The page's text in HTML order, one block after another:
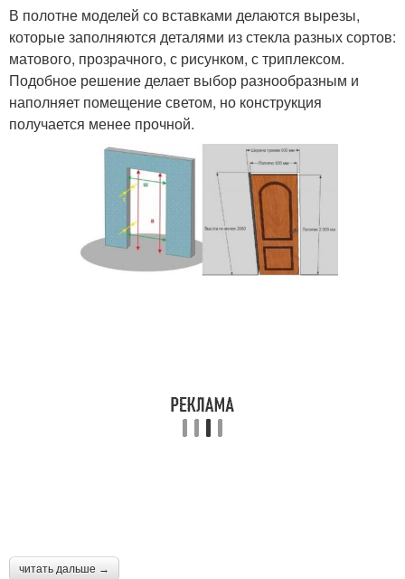
Двери с алюминиевым
порогом
Входные двери
Двери в деревянном
доме
Пластиковые окна
В полотне моделей со вставками делаются вырезы,
которые заполняются деталями из стекла разных сортов:
матового, прозрачного, с рисунком, с триплексом.
Подобное решение делает выбор разнообразным и
наполняет помещение светом, но конструкция
получается менее прочной.
читать дальше →